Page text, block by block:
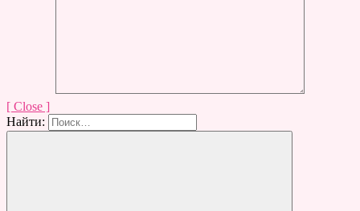
[ Close ]
Найти: